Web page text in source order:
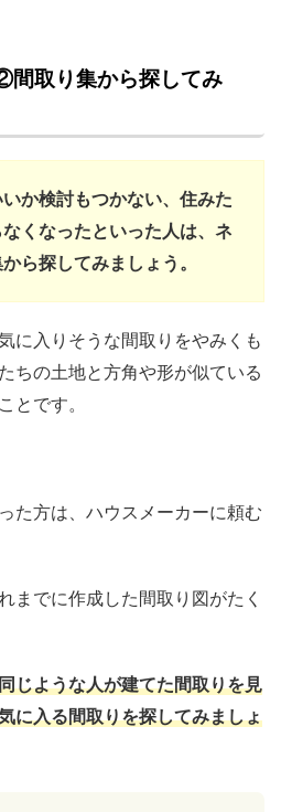
間取り集から探してみ
か検討もつかない、住みた
くなったといった人は、ネ
ら探してみましょう。
に入りそうな間取りをやみくも
ちの土地と方角や形が似ている
とです。
た方は、ハウスメーカーに頼む
までに作成した間取り図がたく
じような人が建てた間取りを見
に入る間取りを探してみましょ